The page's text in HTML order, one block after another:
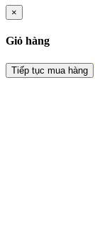
×
Giỏ hàng
Tiếp tục mua hàng